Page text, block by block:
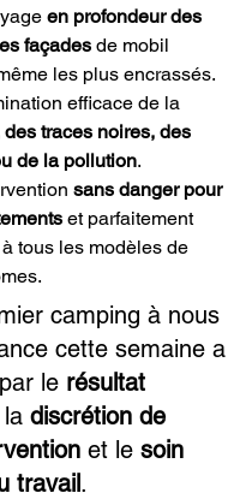
en profondeur des
façades de mobil
les plus encrassés.
efficace de la
des traces noires, des
de la pollution.
sans danger pour
et parfaitement
tous les modèles de
camping à nous
cette semaine a
le résultat
discrétion de
et le soin
travail.